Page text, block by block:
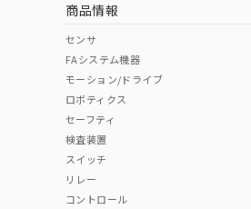
検出領域
商品情報
センサ
FAシステム機器
モーション/ドライブ
ロボティクス
セーフティ
検査装置
スイッチ
リレー
コントロール